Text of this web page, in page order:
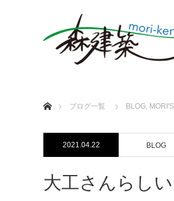
ブログ一覧
BLOG,
2021.04.22 BLOG
大工さんらし